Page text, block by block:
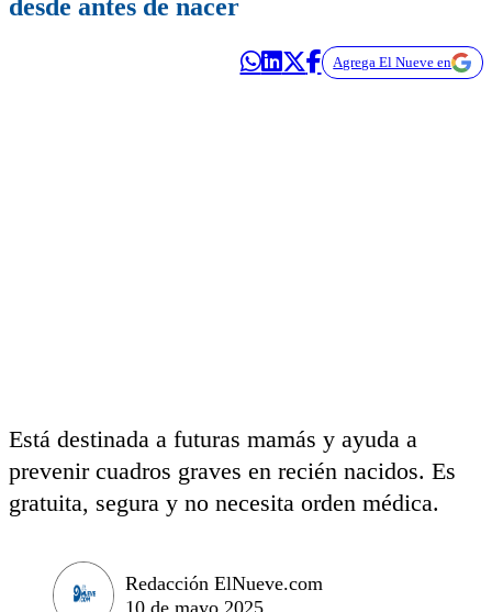
desde antes de nacer
Agrega El Nueve en
Está destinada a futuras mamás y ayuda a
prevenir cuadros graves en recién nacidos. Es
gratuita, segura y no necesita orden médica.
Redacción ElNueve.com
10 de mayo 2025